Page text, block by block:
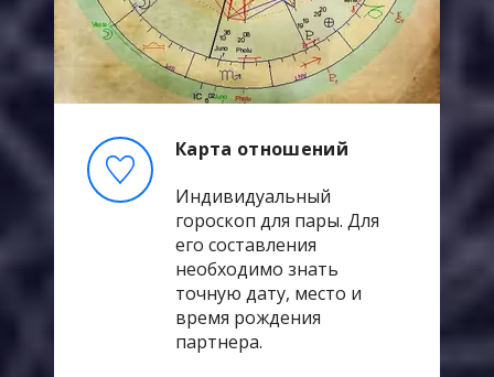
Карта отношений
Индивидуальный
гороскоп для пары. Для
его составления
необходимо знать
точную дату, место и
время рождения
партнера.